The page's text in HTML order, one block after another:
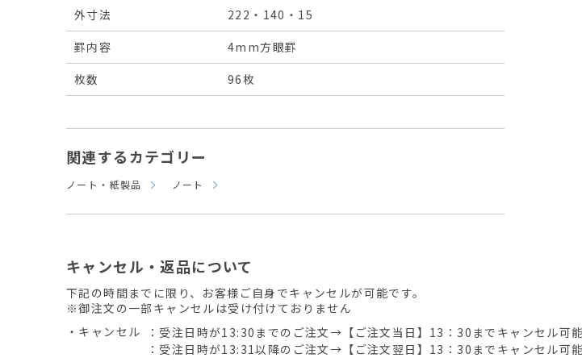
外寸法
222・140・15
罫内容
4mm方眼罫
枚数
96枚
関連するカテゴリー
ノート・紙製品 ノート
キャンセル・返品について
下記の時間までに限り、お客様ご自身でキャンセルが可能です。
※御注文の一部キャンセルは受け付けておりません
・キャンセル
：受注日時が13:30までのご注文→【ご注文当日】13：30までキャンセル可能
：受注日時が13:31以降のご注文→【ご注文翌日】13：30までキャンセル可能